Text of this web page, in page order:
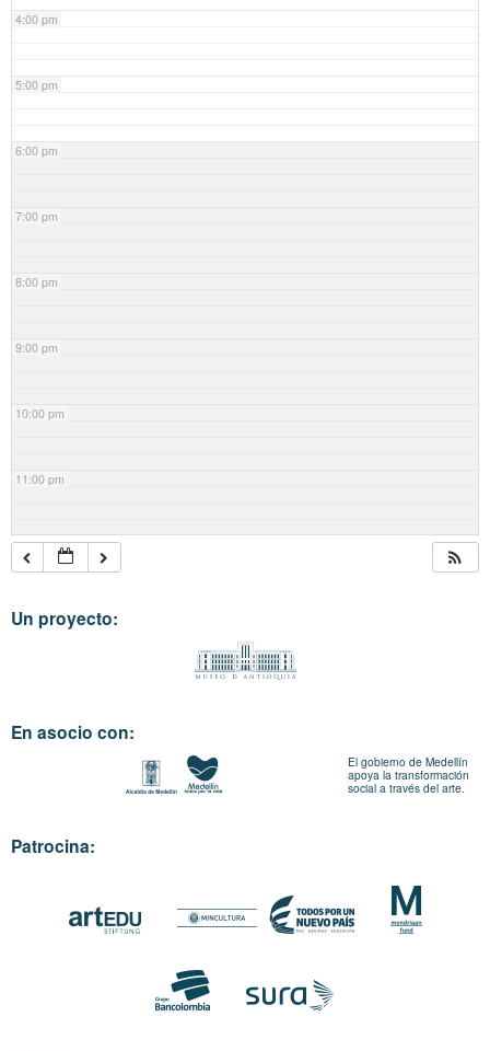
4:00 pm
5:00 pm
6:00 pm
7:00 pm
8:00 pm
9:00 pm
10:00 pm
11:00 pm
Un proyecto:
En asocio con:
El gobierno de Medellín
apoya la transformación
social a través del arte.
Patrocina: